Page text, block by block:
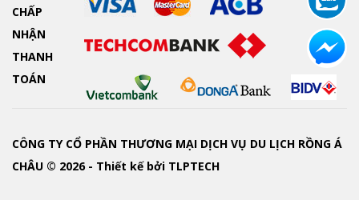
CHẤP
NHẬN
THANH
TOÁN
CÔNG TY CỔ PHẦN THƯƠNG MẠI DỊCH VỤ DU LỊCH RỒNG Á
CHÂU © 2026 - Thiết kế bởi TLPTECH